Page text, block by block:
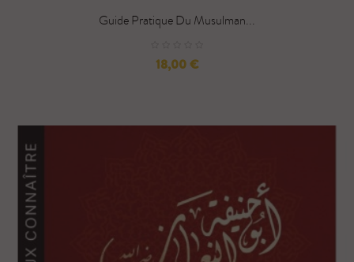
Guide Pratique Du Musulman...
Prix
18,00 €